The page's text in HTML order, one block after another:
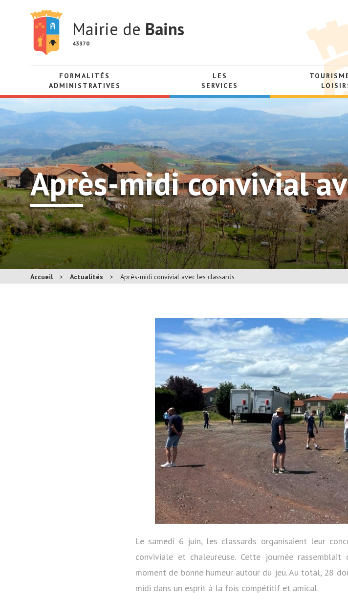
Mairie de Bains
43370
FORMALITÉS
ADMINISTRATIVES
LES
SERVICES
Après-midi convivial
Accueil > Actualités > Après-midi convivial avec les classards
Le samedi 6 juin, les classards organisaient leur
conviviale et chaleureuse. Cette journée
moment de bonne humeur autour du jeu. Au total, 28
midi dans un esprit à la fois compétitif et amical.